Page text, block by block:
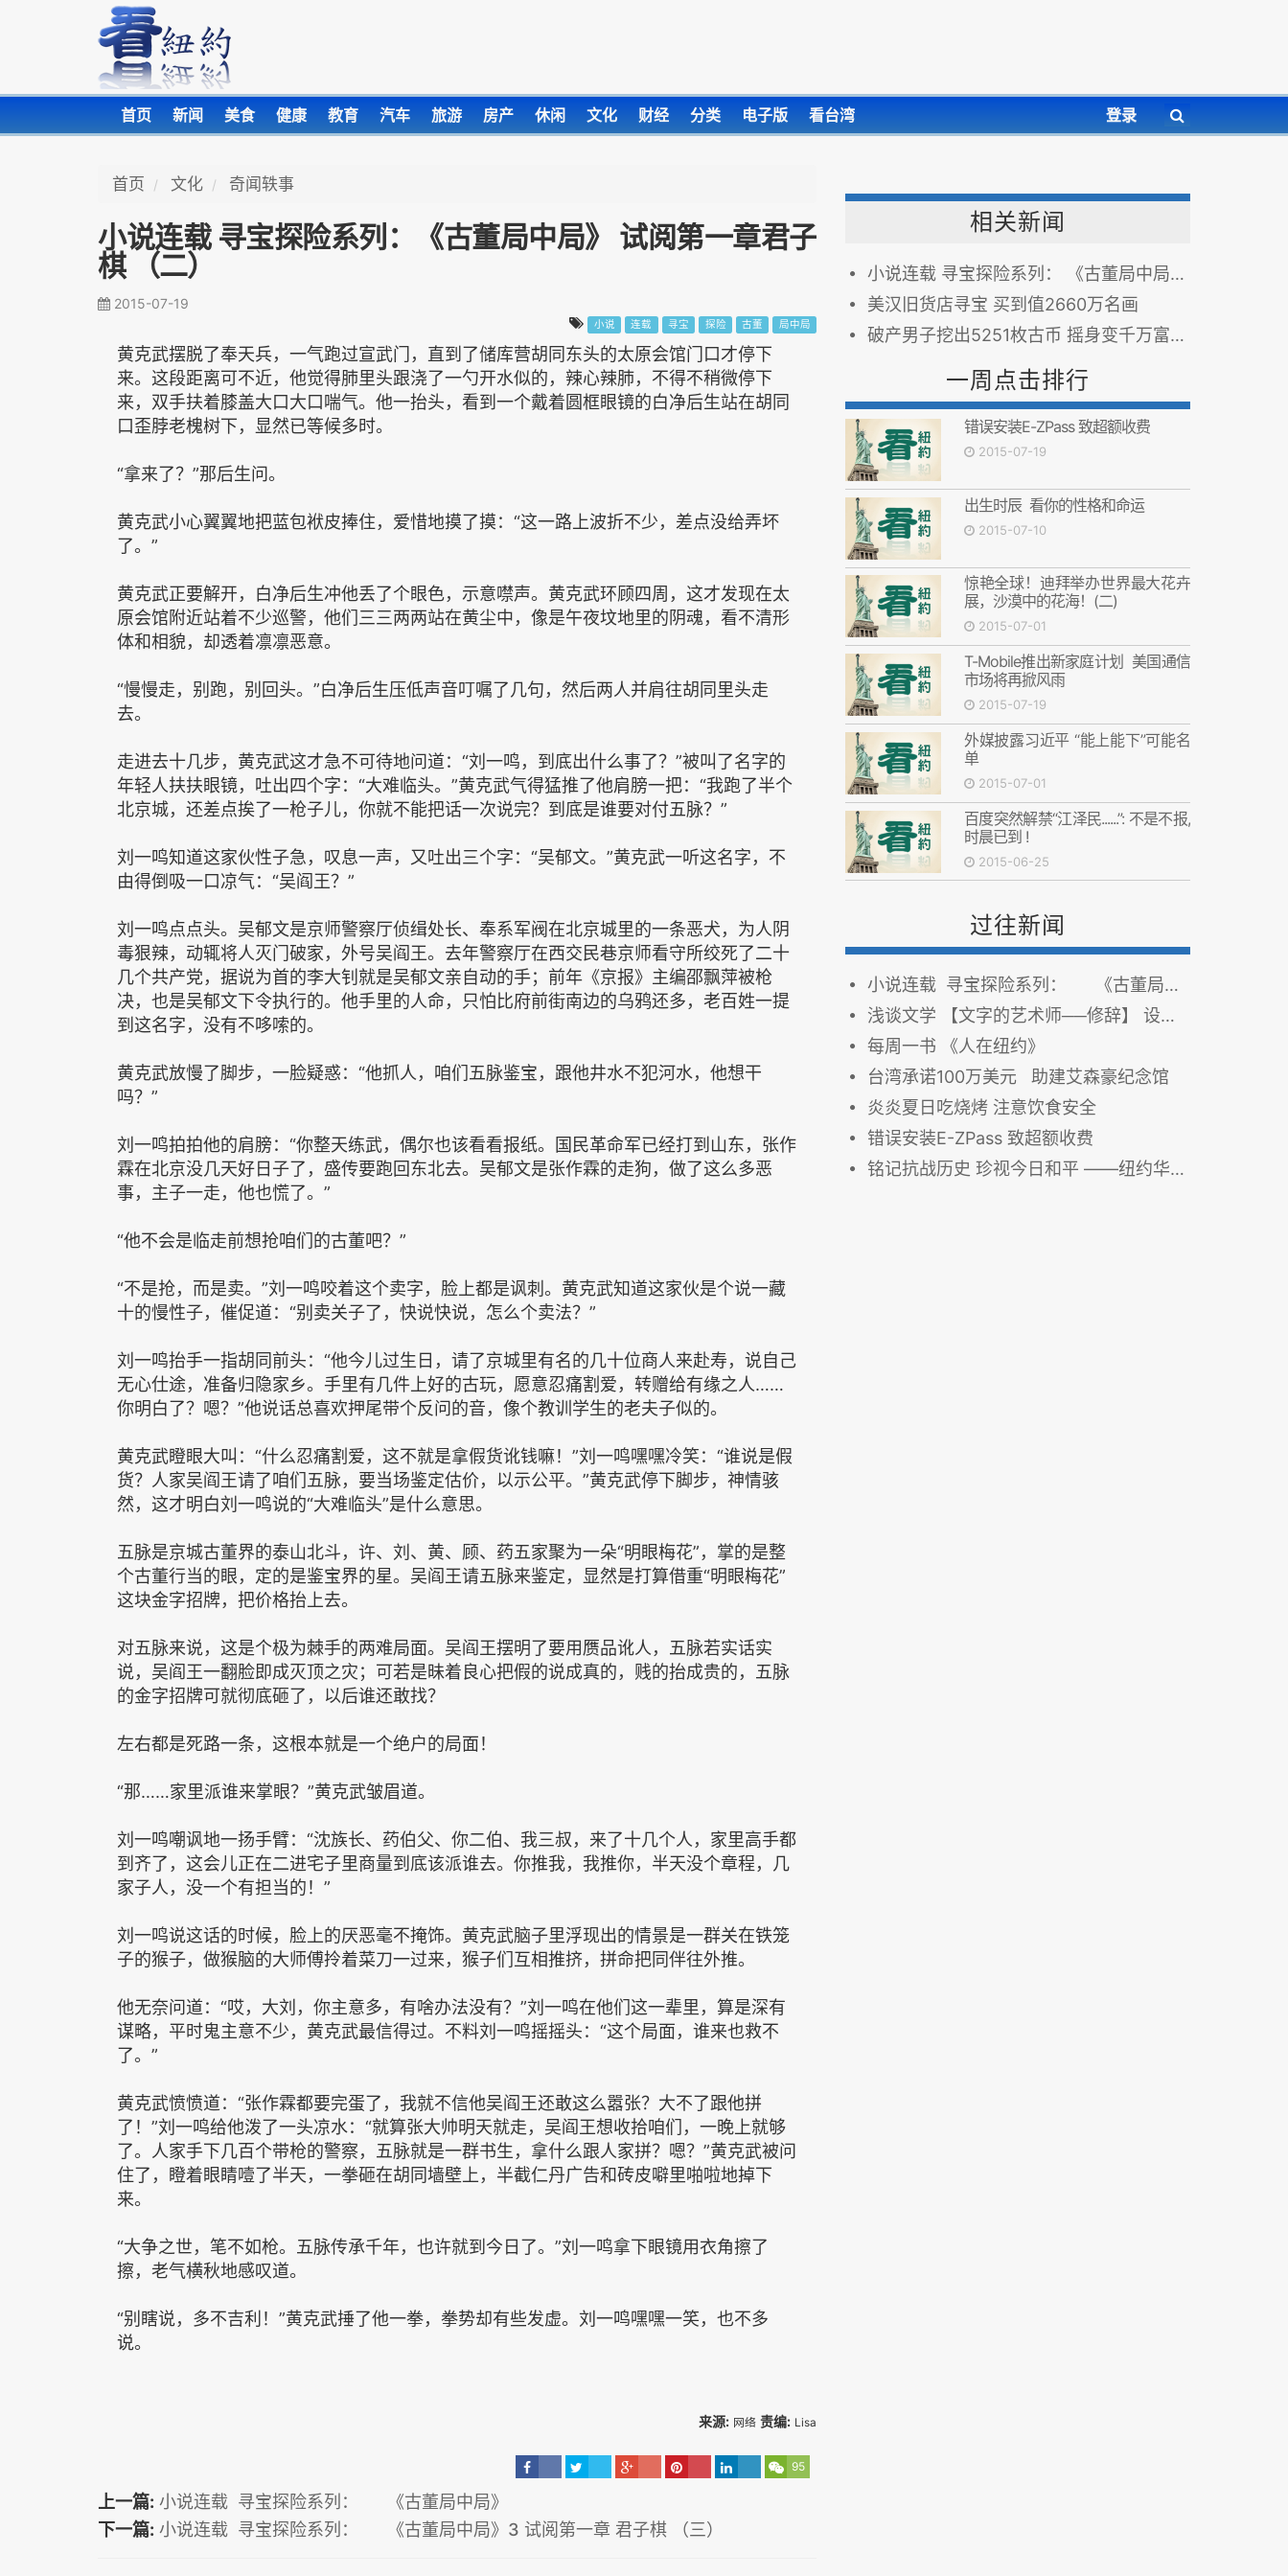
首页 新闻 美食 健康 教育 汽车 旅游 房产 休闲 文化 财经 分类 电子版 看台湾 登录
首页 文化 奇闻轶事
小说连载 寻宝探险系列：《古董局中局》 试阅第一章君子
棋 （二）
2015-07-19
小说 连载 寻宝 探险 古董 局中局
黄克武摆脱了奉天兵，一气跑过宣武门，直到了储库营胡同东头的太原会馆门口才停下
来。这段距离可不近，他觉得肺里头跟浇了一勺开水似的，辣心辣肺，不得不稍微停下
来，双手扶着膝盖大口大口喘气。他一抬头，看到一个戴着圆框眼镜的白净后生站在胡同
口歪脖老槐树下，显然已等候多时。
“拿来了？”那后生问。
黄克武小心翼翼地把蓝包袱皮捧住，爱惜地摸了摸：“这一路上波折不少，差点没给弄坏
了。”
黄克武正要解开，白净后生冲他丢了个眼色，示意噤声。黄克武环顾四周，这才发现在太
原会馆附近站着不少巡警，他们三三两两站在黄尘中，像是午夜坟地里的阴魂，看不清形
体和相貌，却透着凛凛恶意。
“慢慢走，别跑，别回头。”白净后生压低声音叮嘱了几句，然后两人并肩往胡同里头走
去。
走进去十几步，黄克武这才急不可待地问道：“刘一鸣，到底出什么事了？”被叫了名字的
年轻人扶扶眼镜，吐出四个字：“大难临头。”黄克武气得猛推了他肩膀一把：“我跑了半个
北京城，还差点挨了一枪子儿，你就不能把话一次说完？到底是谁要对付五脉？”
刘一鸣知道这家伙性子急，叹息一声，又吐出三个字：“吴郁文。”黄克武一听这名字，不
由得倒吸一口凉气：“吴阎王？”
刘一鸣点点头。吴郁文是京师警察厅侦缉处长、奉系军阀在北京城里的一条恶犬，为人阴
毒狠辣，动辄将人灭门破家，外号吴阎王。去年警察厅在西交民巷京师看守所绞死了二十
几个共产党，据说为首的李大钊就是吴郁文亲自动的手；前年《京报》主编邵飘萍被枪
决，也是吴郁文下令执行的。他手里的人命，只怕比府前街南边的乌鸦还多，老百姓一提
到这名字，没有不哆嗦的。
黄克武放慢了脚步，一脸疑惑：“他抓人，咱们五脉鉴宝，跟他井水不犯河水，他想干
吗？”
刘一鸣拍拍他的肩膀：“你整天练武，偶尔也该看看报纸。国民革命军已经打到山东，张作
霖在北京没几天好日子了，盛传要跑回东北去。吴郁文是张作霖的走狗，做了这么多恶
事，主子一走，他也慌了。”
“他不会是临走前想抢咱们的古董吧？”
“不是抢，而是卖。”刘一鸣咬着这个卖字，脸上都是讽刺。黄克武知道这家伙是个说一藏
十的慢性子，催促道：“别卖关子了，快说快说，怎么个卖法？”
刘一鸣抬手一指胡同前头：“他今儿过生日，请了京城里有名的几十位商人来赴寿，说自己
无心仕途，准备归隐家乡。手里有几件上好的古玩，愿意忍痛割爱，转赠给有缘之人……
你明白了？嗯？”他说话总喜欢押尾带个反问的音，像个教训学生的老夫子似的。
黄克武瞪眼大叫：“什么忍痛割爱，这不就是拿假货讹钱嘛！”刘一鸣嘿嘿冷笑：“谁说是假
货？人家吴阎王请了咱们五脉，要当场鉴定估价，以示公平。”黄克武停下脚步，神情骇
然，这才明白刘一鸣说的“大难临头”是什么意思。
五脉是京城古董界的泰山北斗，许、刘、黄、顾、药五家聚为一朵“明眼梅花”，掌的是整
个古董行当的眼，定的是鉴宝界的星。吴阎王请五脉来鉴定，显然是打算借重“明眼梅花”
这块金字招牌，把价格抬上去。
对五脉来说，这是个极为棘手的两难局面。吴阎王摆明了要用赝品讹人，五脉若实话实
说，吴阎王一翻脸即成灭顶之灾；可若是昧着良心把假的说成真的，贱的抬成贵的，五脉
的金字招牌可就彻底砸了，以后谁还敢找？
左右都是死路一条，这根本就是一个绝户的局面！
“那……家里派谁来掌眼？”黄克武皱眉道。
刘一鸣嘲讽地一扬手臂：“沈族长、药伯父、你二伯、我三叔，来了十几个人，家里高手都
到齐了，这会儿正在二进宅子里商量到底该派谁去。你推我，我推你，半天没个章程，几
家子人，没一个有担当的！”
刘一鸣说这话的时候，脸上的厌恶毫不掩饰。黄克武脑子里浮现出的情景是一群关在铁笼
子的猴子，做猴脑的大师傅拎着菜刀一过来，猴子们互相推挤，拼命把同伴往外推。
他无奈问道：“哎，大刘，你主意多，有啥办法没有？”刘一鸣在他们这一辈里，算是深有
谋略，平时鬼主意不少，黄克武最信得过。不料刘一鸣摇摇头：“这个局面，谁来也救不
了。”
黄克武愤愤道：“张作霖都要完蛋了，我就不信他吴阎王还敢这么嚣张？大不了跟他拼
了！”刘一鸣给他泼了一头凉水：“就算张大帅明天就走，吴阎王想收拾咱们，一晚上就够
了。人家手下几百个带枪的警察，五脉就是一群书生，拿什么跟人家拼？嗯？”黄克武被问
住了，瞪着眼睛噎了半天，一拳砸在胡同墙壁上，半截仁丹广告和砖皮噼里啪啦地掉下
来。
“大争之世，笔不如枪。五脉传承千年，也许就到今日了。”刘一鸣拿下眼镜用衣角擦了
擦，老气横秋地感叹道。
“别瞎说，多不吉利！”黄克武捶了他一拳，拳势却有些发虚。刘一鸣嘿嘿一笑，也不多
说。
来源: 网络 责编: Lisa
95
上一篇: 小说连载 寻宝探险系列： 《古董局中局》
下一篇: 小说连载 寻宝探险系列： 《古董局中局》3 试阅第一章 君子棋 （三）
相关新闻
小说连载 寻宝探险系列： 《古董局中局》
美汉旧货店寻宝 买到值2660万名画
破产男子挖出5251枚古币 摇身变千万富翁(组图)
一周点击排行
错误安装E-ZPass 致超额收费
2015-07-19
出生时辰 看你的性格和命运
2015-07-10
惊艳全球！迪拜举办世界最大花卉
展，沙漠中的花海！(二)
2015-07-01
T-Mobile推出新家庭计划 美国通信
市场将再掀风雨
2015-07-19
外媒披露习近平 “能上能下”可能名
单
2015-07-01
百度突然解禁“江泽民......”: 不是不报,
时晨已到 !
2015-06-25
过往新闻
小说连载 寻宝探险系列： 《古董局中局》
浅谈文学 【文字的艺术师──修辞】 设问法
每周一书 《人在纽约》
台湾承诺100万美元 助建艾森豪纪念馆
炎炎夏日吃烧烤 注意饮食安全
错误安装E-ZPass 致超额收费
铭记抗战历史 珍视今日和平 ——纽约华侨文教中心举办“中华民国抗战纪念章”颁发典礼